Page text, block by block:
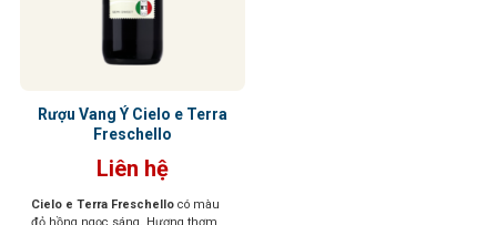
Rượu Vang Ý Cielo e Terra
Freschello
Liên hệ
Cielo e Terra Freschello có màu